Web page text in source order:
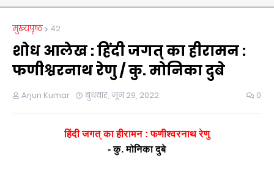
मुख्यपृष्ठ 42
शोध आलेख : हिंदी जगत् का हीरामन :
फणीश्वरनाथ रेणु / कु. मोनिका दुबे
Arjun Kumar बुधवार, जून 29, 2022 0
हिंदी जगत् का हीरामन :फणीश्वरनाथ रेणु
-कु.मोनिका दुबे